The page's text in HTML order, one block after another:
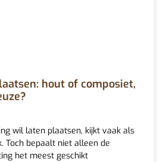
hout of composiet,
wil laten plaatsen, kijkt vaak als
Toch bepaalt niet alleen de
het meest geschikt